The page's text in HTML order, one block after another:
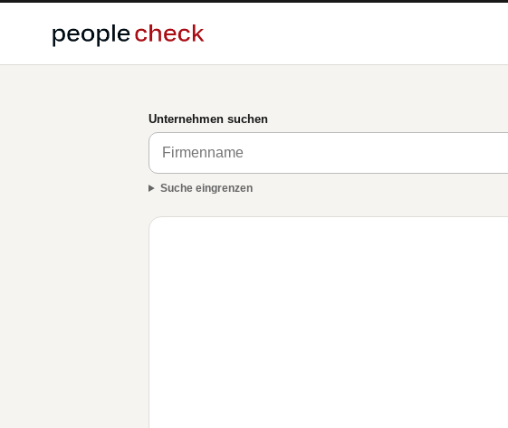
Unternehmen suchen
Suche eingrenzen